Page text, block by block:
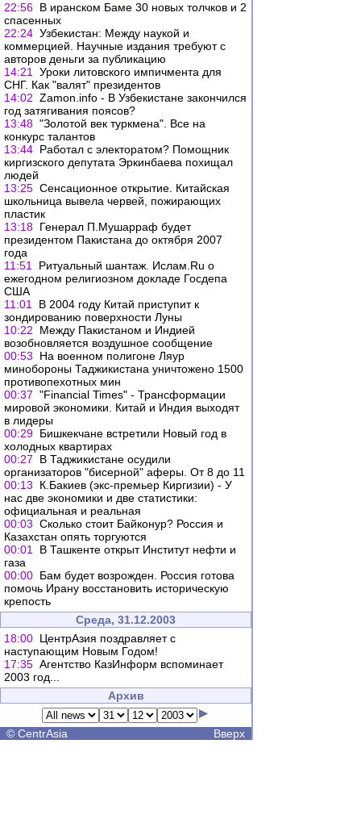
22:56 В иранском Баме 30 новых толчков и 2
спасенных
22:24 Узбекистан: Между наукой и
коммерцией. Научные издания требуют с
авторов деньги за публикацию
14:21
Уроки литовского импичмента для
СНГ. Как "валят" президентов
14:02 Zamon.info - В Узбекистане закончился
год затягивания поясов?
13:48 "Золотой век туркмена". Все на
конкурс талантов
13:44 Работал с электоратом? Помощник
киргизского депутата Эркинбаева похищал
людей
13:25 Сенсационное открытие. Китайская
школьница вывела червей, пожирающих
пластик
13:18 Генерал П.Мушарраф будет
президентом Пакистана до октября 2007
года
11:51
Ритуальный шантаж. Ислам.Ru о
ежегодном религиозном докладе Госдепа
США
11:01
В 2004 году Китай приступит к
зондированию поверхности Луны
10:22
Между Пакистаном и Индией
возобновляется воздушное сообщение
00:53
На военном полигоне Ляур
минобороны Таджикистана уничтожено 1500
противопехотных мин
00:37 "Financial Times" - Трансформации
мировой экономики. Китай и Индия выходят
в лидеры
00:29 Бишкекчане встретили Новый год в
холодных квартирах
00:27
В Таджикистане осудили
организаторов "бисерной" аферы. От 8 до 11
00:13
К.Бакиев (экс-премьер Киргизии) - У
нас две экономики и две статистики:
официальная и реальная
00:03 Сколько cтоит Байконур? Россия и
Казахстан опять торгуются
00:01
В Ташкенте открыт Институт нефти и
газа
00:00 Бам будет возрожден. Россия готова
помочь Ирану восстановить историческую
крепость
Среда, 31.12.2003
18:00 ЦентрАзия поздравляет c
наступающим Новым Годом!
17:35 Агентство КазИнформ вспоминает
2003 год...
Архив
© CentrAsia Вверх